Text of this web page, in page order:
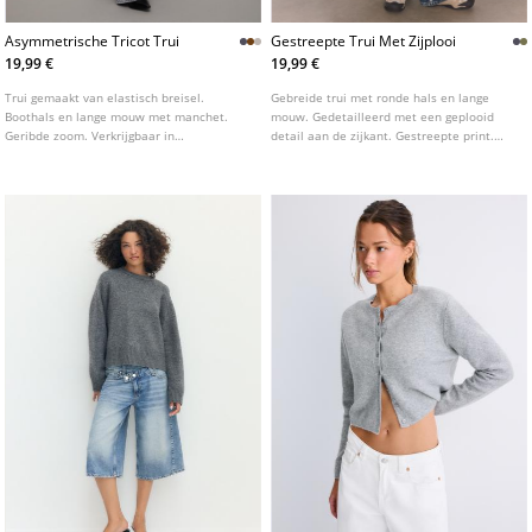
Asymmetrische Tricot Trui
19,99 €
Trui gemaakt van elastisch breisel.
Boothals en lange mouw met manchet.
Geribde zoom. Verkrijgbaar in
Gestreepte Trui Met Zijplooi
19,99 €
Gebreide trui met ronde hals en lange
mouw. Gedetailleerd met een geplooid
detail aan de zijkant. Gestreepte print.